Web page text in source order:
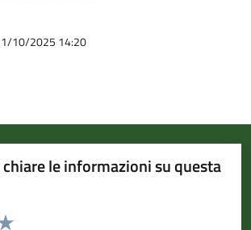
10/2025 14:20
le informazioni su questa
la pagina